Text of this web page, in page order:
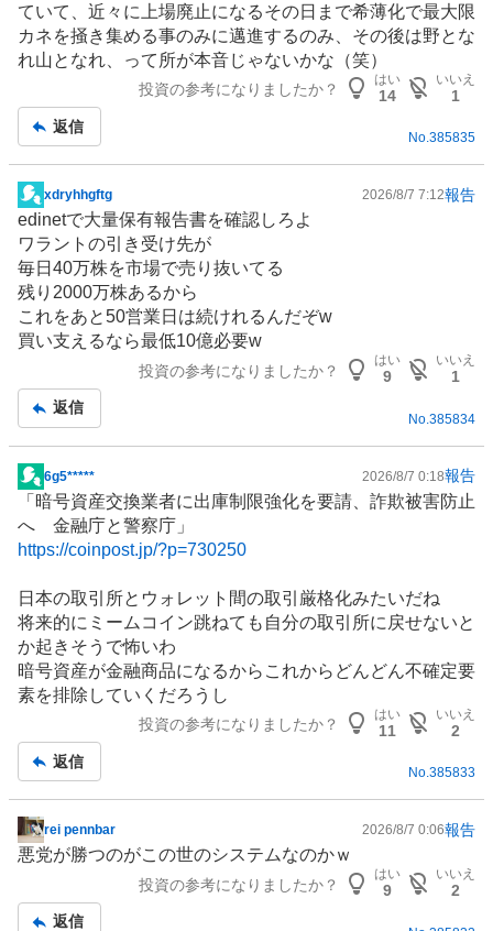
ていて、近々に上場廃止になるその日まで希薄化で最大限
カネを掻き集める事のみに邁進するのみ、その後は野とな
れ山となれ、って所が本音じゃないかな（笑）
投資の参考になりましたか？
はい
14
いいえ
1
返信
No.385835
掲
示
板
記
事
xdryhhgftg 2026/8/7 7:12報告
edinetで大量保有報告書を確認しろよ
ワラントの引き受け先が
毎日40万株を市場で売り抜いてる
残り2000万株あるから
これをあと50営業日は続けれるんだぞw
買い支えるなら最低10億必要w
投資の参考になりましたか？
はい
9
いいえ
1
返信
No. 385834
掲
板
記
6g5***** 2026/8/7 0:18報告
「暗号資産交換業者に出庫制限強化を要請、詐欺被害防止
へ 金融庁と警察庁」
https://coinpost.jp/?p=730250
日本の取引所とウォレット間の取引厳格化みたいだね
将来的にミームコイン跳ねても自分の取引所に戻せないと
か起きそうで怖いわ
暗号資産が金融商品になるからこれからどんどん不確定要
素を排除していくだろうし
投資の参考になりましたか？
はい
11
いいえ
2
返信
No.385833
掲
示
rei pennbar 2026/8/7 0:06報告
悪党が勝つのがこの世のシステムなのかｗ
投資の参考になりましたか？
はい
9
いいえ
2
返信